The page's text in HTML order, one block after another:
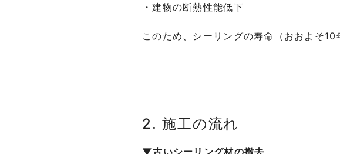
・建物の断熱性能低下
このため、シーリングの寿命（おおよそ
2. 施工の流れ